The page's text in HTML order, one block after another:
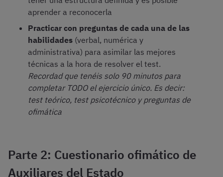
aprender a reconocerla
Practicar con preguntas de cada una de las
habilidades (verbal, numérica y
administrativa) para asimilar las mejores
técnicas a la hora de resolver el test.
Recordad que tenéis solo 90 minutos para
completar TODO el ejercicio único. Es decir:
test teórico, test psicotécnico y preguntas de
ofimática
Parte 2: Cuestionario ofimático de
Auxiliares del Estado